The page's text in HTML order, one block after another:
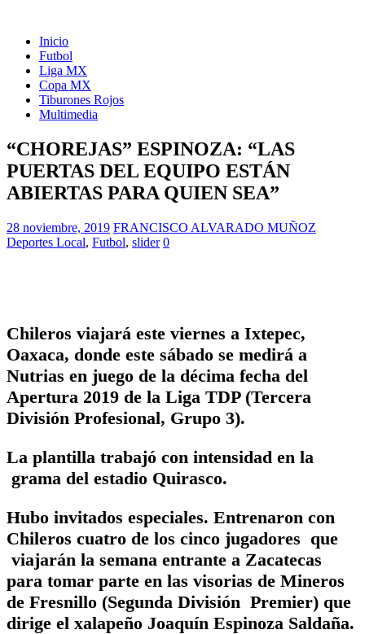
Inicio
Futbol
Liga MX
Copa MX
Tiburones Rojos
Multimedia
“CHOREJAS” ESPINOZA: “LAS
PUERTAS DEL EQUIPO ESTÁN
ABIERTAS PARA QUIEN SEA”
28 noviembre, 2019 FRANCISCO ALVARADO MUÑOZ
Deportes Local, Futbol, slider 0
Chileros viajará este viernes a Ixtepec,
Oaxaca, donde este sábado se medirá a
Nutrias en juego de la décima fecha del
Apertura 2019 de la Liga TDP (Tercera
División Profesional, Grupo 3).
La plantilla trabajó con intensidad en la
grama del estadio Quirasco.
Hubo invitados especiales. Entrenaron con
Chileros cuatro de los cinco jugadores que
viajarán la semana entrante a Zacatecas
para tomar parte en las visorias de Mineros
de Fresnillo (Segunda División Premier) que
dirige el xalapeño Joaquín Espinoza Saldaña.